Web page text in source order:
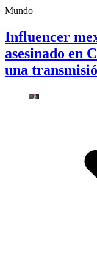
Mundo
Influencer
asesinado en
una